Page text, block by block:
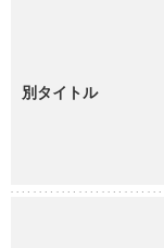
別タイトル